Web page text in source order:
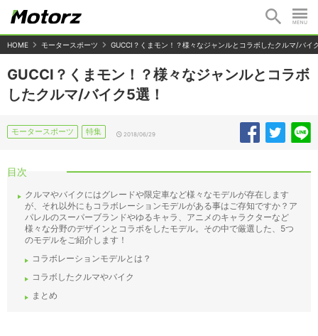
HOME モータースポーツ GUCCI？くまモン！？様々なジャンルとコラボしたクルマ/バイ
GUCCI？くまモン！？様々なジャンルとコラボ
したクルマ/バイク5選！
モータースポーツ 特集 2018/06/29
目次
クルマやバイクにはグレードや限定車など様々なモデルが存在します
が、それ以外にもコラボレーションモデルがある事はご存知ですか？ア
パレルのスーパーブランドやゆるキャラ、アニメのキャラクターなど
様々な分野のデザインとコラボをしたモデル。その中で厳選した、5つ
のモデルをご紹介します！
コラボレーションモデルとは？
コラボしたクルマやバイク
まとめ